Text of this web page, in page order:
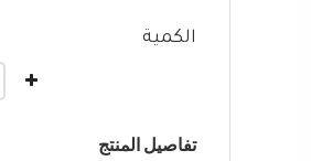
الكمية
تفاصيل المنتج